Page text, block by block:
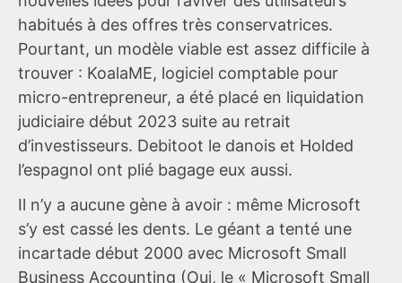
habitués à des offres très conservatrices.
Pourtant, un modèle viable est assez difficile à
trouver : KoalaME, logiciel comptable pour
micro-entrepreneur, a été placé en liquidation
judiciaire début 2023 suite au retrait
d’investisseurs. Debitoot le danois et Holded
l’espagnol ont plié bagage eux aussi.
Il n’y a aucune gène à avoir : même Microsoft
s’y est cassé les dents. Le géant a tenté une
incartade début 2000 avec Microsoft Small
Business Accounting (Oui, le « Microsoft Small